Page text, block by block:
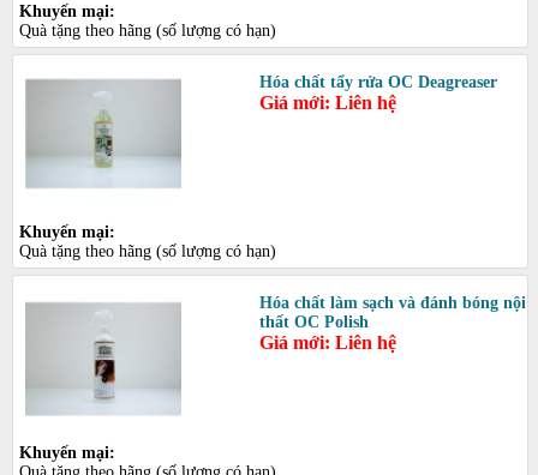
Khuyến mại:
Quà tặng theo hãng (số lượng có hạn)
Hóa chất tẩy rửa OC Deagreaser
Giá mới: Liên hệ
Khuyến mại:
Quà tặng theo hãng (số lượng có hạn)
Hóa chất làm sạch và đánh bóng nội
thất OC Polish
Giá mới: Liên hệ
Khuyến mại: